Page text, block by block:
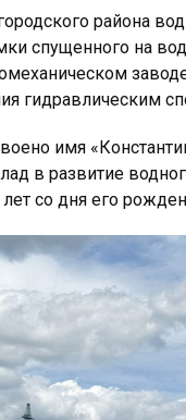
района
спущенного на
гидравлическим
имя
в развитие
со дня его